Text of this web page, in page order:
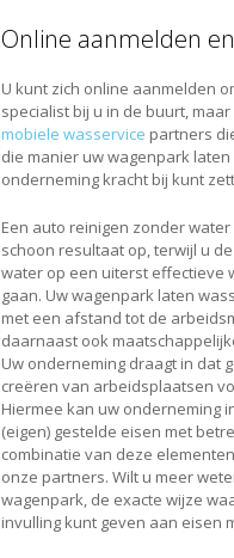
Online aanmelden
U kunt zich online aanmelden
specialist bij u in de buurt,
mobiele wasservice partners
die manier uw wagenpark
onderneming kracht bij kunt
Een auto reinigen zonder
schoon resultaat op, terwijl u
water op een uiterst effectieve
gaan. Uw wagenpark laten
met een afstand tot de
daarnaast ook
Uw onderneming draagt in dat
creëren van arbeidsplaatsen
Hiermee kan uw onderneming
(eigen) gestelde eisen met
combinatie van deze
onze partners. Wilt u meer
wagenpark, de exacte wijze
invulling kunt geven aan eisen